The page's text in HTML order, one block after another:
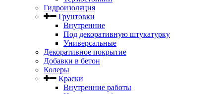
Гидроизоляция
Грунтовки
Внутренние
Под декоративную штукатурку
Универсальные
Декоративное покрытие
Добавки в бетон
Колеры
Краски
Внутренние работы